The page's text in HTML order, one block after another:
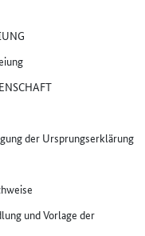
der Ursprungserklärung
und Vorlage der